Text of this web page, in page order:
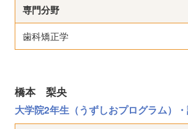
専門分野
歯科矯正学
橋本 梨央
大学院2年生（うずしおプログラム）